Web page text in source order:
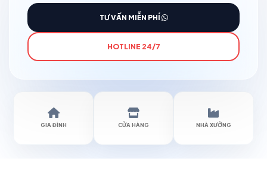
TƯ VẤN MIỄN PHÍ
HOTLINE 24/7
GIA ĐÌNH CỬA HÀNG NHÀ XƯỞNG